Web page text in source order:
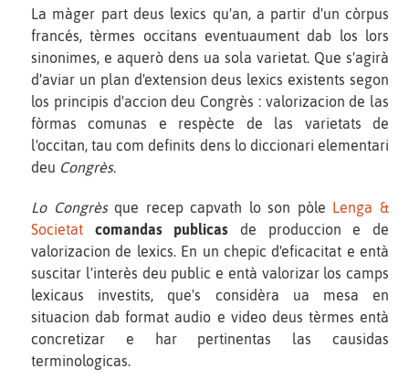
La màger part deus lexics qu'an, a partir d'un còrpus
francés, tèrmes occitans eventuaument dab los lors
sinonimes, e aquerò dens ua sola varietat. Que s'agirà
d'aviar un plan d'extension deus lexics existents segon
los principis d'accion deu Congrès : valorizacion de las
fòrmas comunas e respècte de las varietats de
l'occitan, tau com definits dens lo diccionari elementari
deu Congrès.
Lo Congrèsque recep capvath lo son pòle Lenga &
Societat
comandas publicas de produccion e de
valorizacion de lexics. En un chepic d'eficacitat e entà
suscitar l'interès deu public e entà valorizar los camps
lexicaus investits, que's considèra ua mesa en
situacion dab format audio e video deus tèrmes entà
concretizar e har pertinentas las causidas
terminologicas.